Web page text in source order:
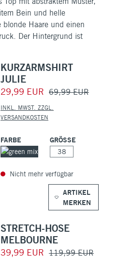
KURZARMSHIRT
JULIE
29,99 EUR 69,99 EUR
INKL. MWST. ZZGL.
VERSANDKOSTEN
FARBE GRÖSSE
38
Nicht mehr verfügbar
ARTIKEL
MERKEN
STRETCH-HOSE
MELBOURNE
39,99 EUR 119,99 EUR